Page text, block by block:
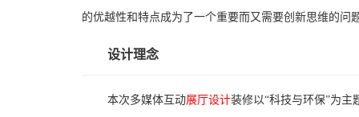
的优越性和特点成为了一个重要而又需要创新思维的问
设计理念
本次多媒体互动展厅设计装修以“科技与环保”为